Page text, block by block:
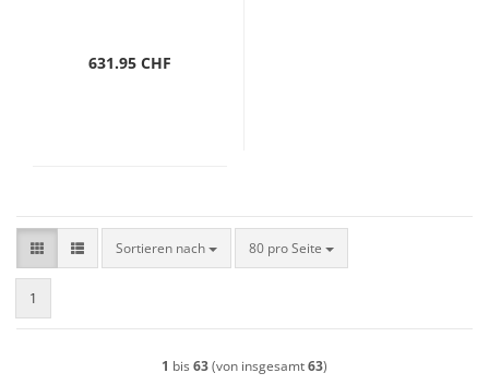
631.95 CHF
Sortieren nach
Sortieren nach 80 pro Seite
pro Seite
1
1 bis 63(von insgesamt63)